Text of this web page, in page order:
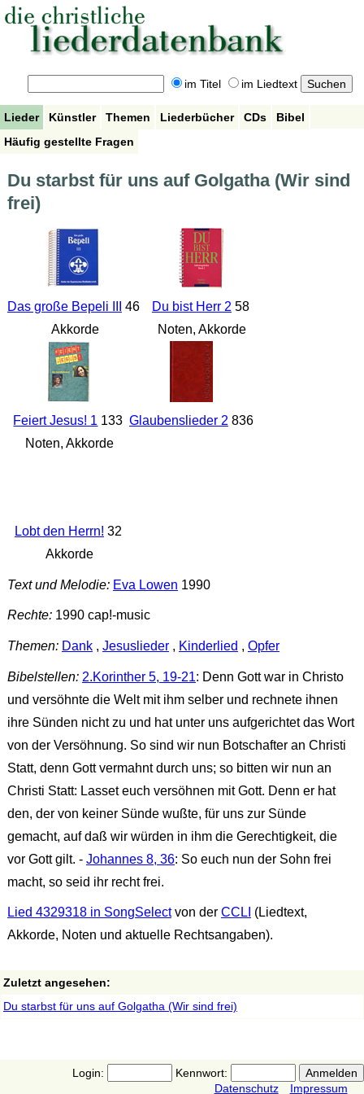
im Titel im Liedtext
Lieder Künstler Themen Liederbücher CDs
Bibel
Häufig gestellte Fragen
Du starbst für uns auf Golgatha (Wir sind
frei)
Das große Bepeli III
46
Akkorde
Du bist Herr 2 58
Noten, Akkorde
Feiert Jesus! 1 133
Noten, Akkorde
Glaubenslieder 2 836
Lobt den Herrn! 32
Akkorde
Text und Melodie: Eva Lowen 1990
Rechte:1990 cap!-music
Themen: Dank, Jesuslieder, Kinderlied , Opfer
Bibelstellen: 2.Korinther 5, 19-21: Denn Gott war in Christo
und versöhnte die Welt mit ihm selber und rechnete ihnen
ihre Sünden nicht zu und hat unter uns aufgerichtet das Wort
von der Versöhnung. So sind wir nun Botschafter an Christi
Statt, denn Gott vermahnt durch uns; so bitten wir nun an
Christi Statt: Lasset euch versöhnen mit Gott. Denn er hat
den, der von keiner Sünde wußte, für uns zur Sünde
gemacht, auf daß wir würden in ihm die Gerechtigkeit, die
vor Gott gilt. - Johannes 8, 36: So euch nun der Sohn frei
macht, so seid ihr recht frei.
Lied 4329318 in SongSelectvon der CCLI (Liedtext,
Akkorde, Noten und aktuelle Rechtsangaben).
Zuletzt angesehen:
Du starbst für uns auf Golgatha (Wir sind frei)
Login:
Kennwort:
Datenschutz
Impressum